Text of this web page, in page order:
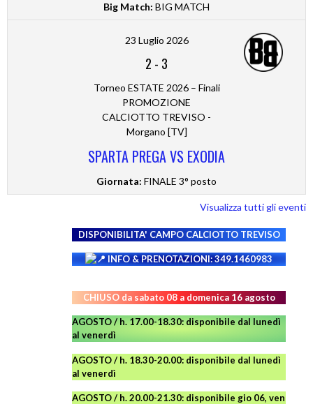
Big Match: BIG MATCH
23 Luglio 2026
2 - 3
Torneo ESTATE 2026 – Finali
PROMOZIONE
CALCIOTTO TREVISO -
Morgano [TV]
SPARTA PREGA VS EXODIA
Giornata: FINALE 3° posto
Visualizza tutti gli eventi
DISPONIBILITA' CAMPO CALCIOTTO TREVISO
INFO & PRENOTAZIONI: 349.1460983
CHIUSO da sabato 08 a domenica 16 agosto
AGOSTO / h. 17.00-18.30: disponibile dal lunedì
al venerdì
AGOSTO/ h. 18.30-20.00: disponibile dal lunedì
al venerdì
AGOSTO / h. 20.00-21.30: disponibile gio 06, ven